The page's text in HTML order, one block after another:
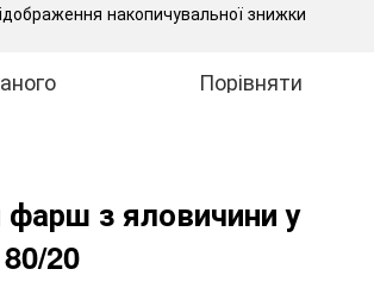
накопичувальної знижки
Порівняти
з яловичини у
20